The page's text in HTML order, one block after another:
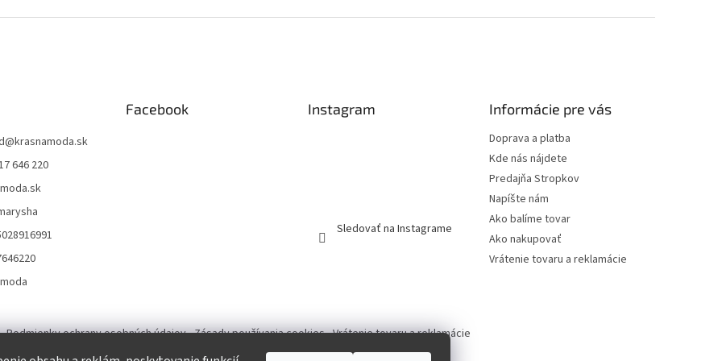
@krasnamoda.sk
646 220
Facebook Instagram
Sledovať na Instagrame
Informácie pre vás
Doprava a platba
Kde nás nájdete
Predajňa Stropkov
Napíšte nám
Ako balíme tovar
Ako nakupovať
Vrátenie tovaru a reklamácie
Podmienky ochrany osobných údajov Zásady používania cookies Vrátenie tovaru a reklamácie